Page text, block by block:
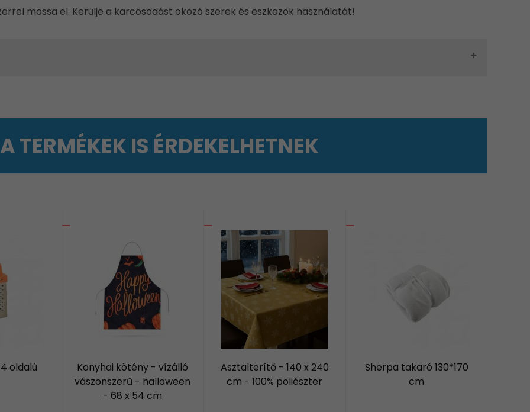
mossa el. Kerülje a karcosodást okozó szerek és eszközök használatát!
TERMÉKEK IS ÉRDEKELHETNEK
oldalú
Konyhai kötény - vízálló
vászonszerű - halloween
- 68 x 54 cm
Asztalterítő - 140 x 240
cm - 100% poliészter
Sherpa takaró 130*170
cm